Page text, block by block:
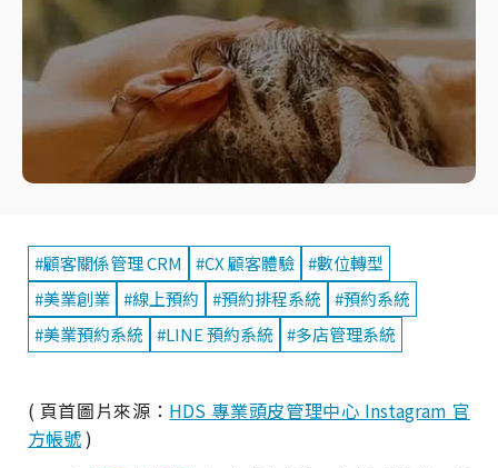
#顧客關係管理 CRM #CX 顧客體驗 #數位轉型
#美業創業 #線上預約 #預約排程系統 #預約系統
#美業預約系統 #LINE 預約系統 #多店管理系統
( 頁首圖片來源： HDS 專業頭皮管理中心 Instagram 官
方帳號)